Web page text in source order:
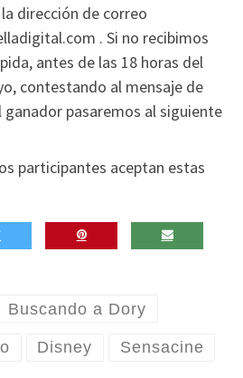
dirección de correo
. Si no recibimos
antes de las 18 horas del
contestando al mensaje de
pasaremos al siguiente
participantes aceptan estas
Buscando a Dory
Disney Sensacine